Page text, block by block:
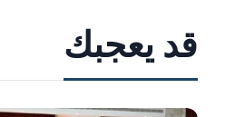
قد يعجبك